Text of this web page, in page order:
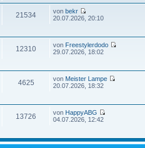
21534 vonbekr
20.07.2026, 20:10
12310 von Freestylerdodo
29.07.2026, 18:02
4625 von Meister Lampe
20.07.2026, 18:32
13726 von HappyABG
04.07.2026, 12:42